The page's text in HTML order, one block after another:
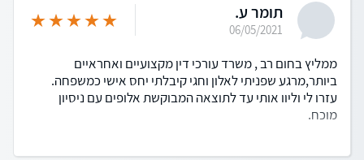
תומר ע.
06/05/2021
ממליץ בחום רב , משרד עורכי דין מקצועיים ואחראיים
ביותר,מרגע שפניתי לאלון וחגי קיבלתי יחס אישי כמשפחה.
עזרו לי וליוו אותי עד לתוצאה המבוקשת אלופים עם ניסיון
מוכח.